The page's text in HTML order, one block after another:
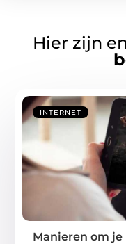
Hier zijn
INTERNET
Manieren om